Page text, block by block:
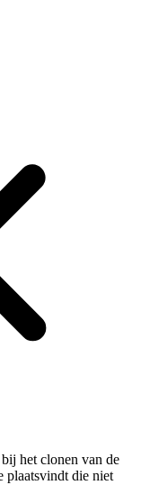
het clonen van de
plaatsvindt die niet